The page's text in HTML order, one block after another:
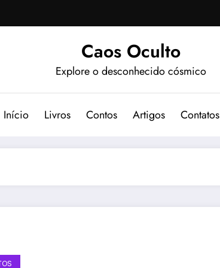
Caos Oculto
Explore o desconhecido cósmico
Início Livros Contos Artigos Contatos